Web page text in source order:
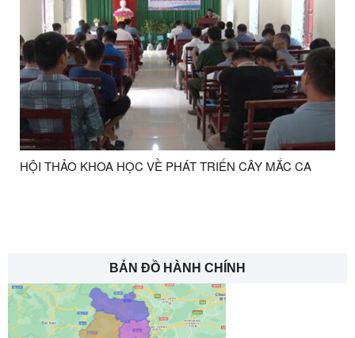
HỘI THẢO KHOA HỌC VỀ PHÁT TRIỂN CÂY MẮC CA
BẢN ĐỒ HÀNH CHÍNH